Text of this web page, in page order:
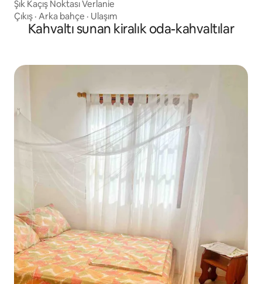
Şık Kaçış Noktası Verlanie
Çıkış · Arka bahçe · Ulaşım
Kahvaltı sunan kiralık oda-kahvaltılar